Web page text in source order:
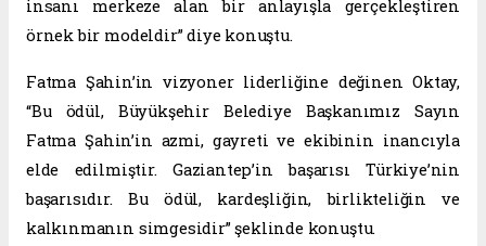
insanı merkeze alan bir anlayışla gerçekleştiren
örnek bir modeldir” diye konuştu.
Fatma Şahin’in vizyoner liderliğine değinen Oktay,
“Bu ödül, Büyükşehir Belediye Başkanımız Sayın
Fatma Şahin’in azmi, gayreti ve ekibinin inancıyla
elde edilmiştir. Gaziantep’in başarısı Türkiye’nin
başarısıdır. Bu ödül, kardeşliğin, birlikteliğin ve
kalkınmanın simgesidir” şeklinde konuştu.